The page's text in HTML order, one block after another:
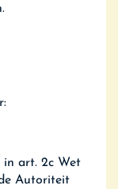
in art. 2c Wet
Autoriteit